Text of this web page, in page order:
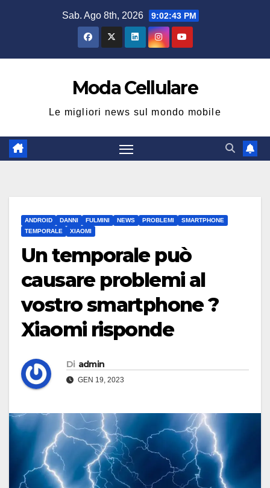
Sab. Ago 8th, 2026 9:02:43 PM
Moda Cellulare
Le migliori news sul mondo mobile
ANDROID DANNI FULMINI NEWS PROBLEMI
SMARTPHONE
TEMPORALE
XIAOMI
Un temporale può
causare problemi al
vostro smartphone ?
Xiaomi risponde
Di admin
GEN 19, 2023